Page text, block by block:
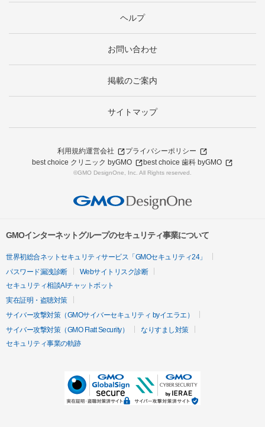
ヘルプ
お問い合わせ
掲載のご案内
サイトマップ
利用規約運営会社
プライバシーポリシー
best choice クリニック byGMO
best choice 歯科 byGMO
©GMO DesignOne, Inc. All Rights reserved.
GMOインターネットグループのセキュリティ事業について
世界初総合ネットセキュリティサービス「GMOセキュリティ24」
パスワード漏洩診断
Webサイトリスク診断
セキュリティ相談AIチャットボット
実在証明・盗聴対策
サイバー攻撃対策（GMOサイバーセキュリティ byイエラエ）
サイバー攻撃対策（GMO Flatt Security）
なりすまし対策
セキュリティ事業の軌跡